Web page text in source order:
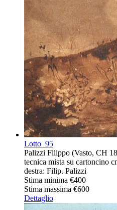
Lotto 95
Palizzi Filippo (Vasto, CH
tecnica mista su cartoncino
destra: Filip. Palizzi
Stima minima €400
Stima massima €600
Dettaglio